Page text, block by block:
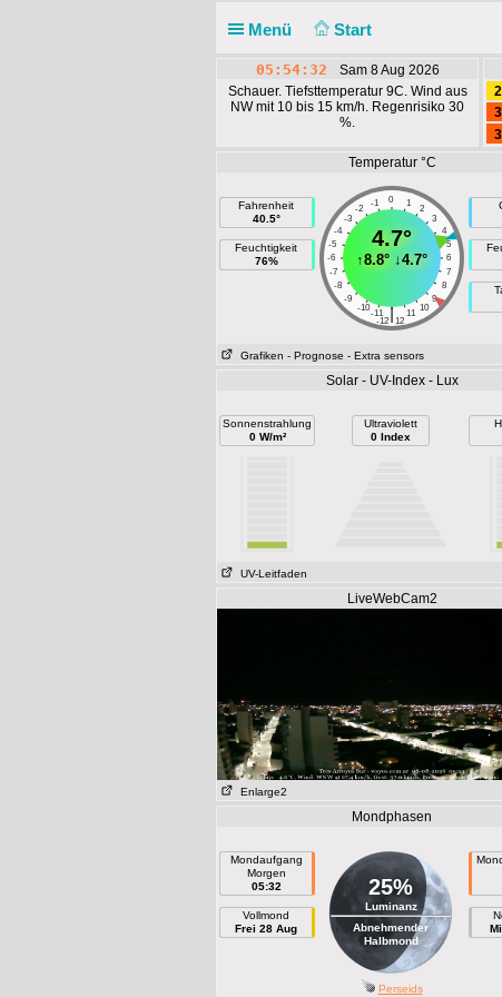
Menü Start
05:54:32
Sam 8 Aug 2026
Schauer. Tiefsttemperatur 9C. Wind aus
NW mit 10 bis 15 km/h. Regenrisiko 30
%.
Temperatur °C
Fahrenheit
40.5°
Feuchtigkeit
76%
0
-1 1
-2
2
-3
3
-4
4
-5
5
-6
6
-7
7
-8
8
-9
9
-10
10
-11 11
|
-12 12
4.7°
↑8.8° ↓4.7°
Grafiken - Prognose - Extra sensors
Solar - UV-Index - Lux
Sonnenstrahlung
0 W/m²
Ultraviolett
0 Index
UV-Leitfaden
LiveWebCam2
Enlarge2
Mondphasen
Mondaufgang
Morgen
05:32
Vollmond
Frei 28 Aug
25%
Luminanz
Abnehmender
Halbmond
Perseids